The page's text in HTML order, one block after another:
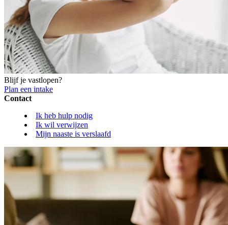
Blijf je vastlopen?
Plan een intake
Contact
Ik heb hulp nodig
Ik wil verwijzen
Mijn naaste is verslaafd